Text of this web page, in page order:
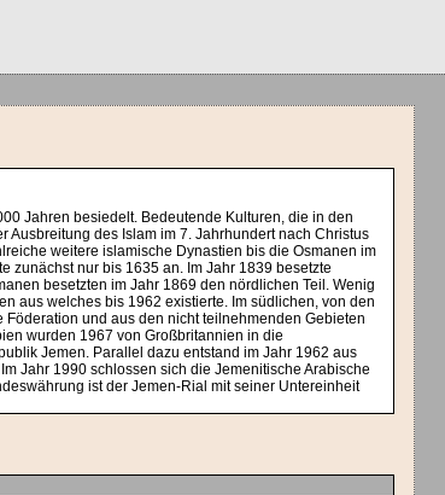
Jahren besiedelt. Bedeutende Kulturen, die in den
Ausbreitung des Islam im 7. Jahrhundert nach Christus
weitere islamische Dynastien bis die Osmanen im
zunächst nur bis 1635 an. Im Jahr 1839 besetzte
besetzten im Jahr 1869 den nördlichen Teil. Wenig
aus welches bis 1962 existierte. Im südlichen, von den
und aus den nicht teilnehmenden Gebieten
wurden 1967 von Großbritannien in die
Jemen. Parallel dazu entstand im Jahr 1962 aus
Jahr 1990 schlossen sich die Jemenitische Arabische
ist der Jemen-Rial mit seiner Untereinheit